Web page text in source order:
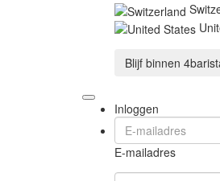
Blijf binnen
Inloggen
E-mailadres